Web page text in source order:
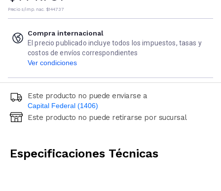
Precio s/imp. nac. $144.737
Compra internacional
El precio publicado incluye todos los impuestos, tasas y
costos de envíos correspondientes
Ver condiciones
Este producto no puede enviarse a
Capital Federal (1406)
Ingresá código postal (sólo números)
Este producto no puede retirarse por sucursal
Especificaciones Técnicas